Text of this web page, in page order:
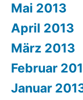
Mai 2013
April 2013
März 2013
Februar
Januar